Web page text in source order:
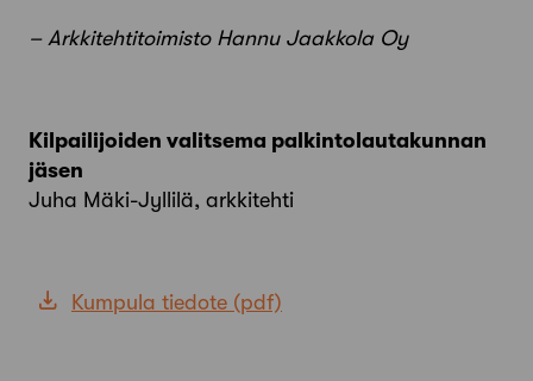
– Arkkitehtitoimisto Hannu Jaakkola Oy
Kilpailijoiden valitsema palkintolautakunnan
jäsen
Juha Mäki-Jyllilä, arkkitehti
Kumpula tiedote